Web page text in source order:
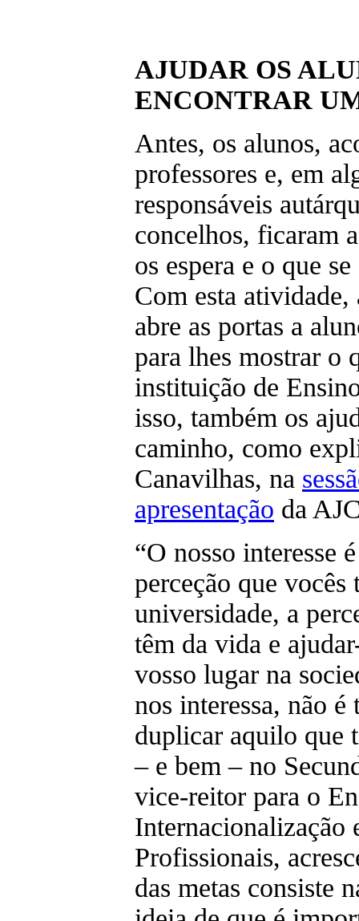
AJUDAR OS
ENCONTRAR
Antes, os alunos,
professores e, em
responsáveis
concelhos, ficaram
os espera e o que
Com esta
abre as portas a
para lhes mostrar o
instituição de
isso, também os
caminho, como
Canavilhas, na
apresentação da
“O nosso interesse
perceção que vocês
universidade, a
têm da vida e
vosso lugar na
nos interessa, não é
duplicar aquilo que
– e bem – no
vice-reitor para o
Internacionalização
Profissionais,
das metas consiste